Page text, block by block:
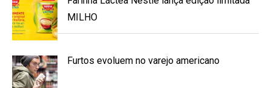
MILHO
Furtos evoluem no varejo americano